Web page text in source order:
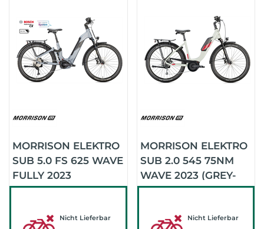
MORRISON ELEKTRO
SUB 5.0 FS 625 WAVE
FULLY 2023
(DARKGREY)
Nicht Lieferbar
MORRISON ELEKTRO
SUB 2.0 545 75NM
WAVE 2023 (GREY-
BERRY)
Nicht Lieferbar